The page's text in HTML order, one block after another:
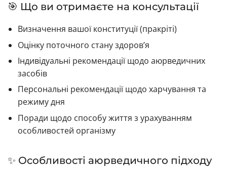
🎯 Що ви отримаєте на консультації
Визначення вашої конституції (пракріті)
Оцінку поточного стану здоров’я
Індивідуальні рекомендації щодо аюрведичних
засобів
Персональні рекомендації щодо харчування та
режиму дня
Поради щодо способу життя з урахуванням
особливостей організму
✨ Особливості аюрведичного підходу